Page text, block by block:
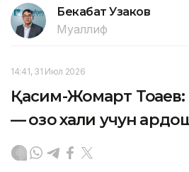
Бекабат Узаков
Муаллиф
14:41, 31 Июл 2026
Қасим-Жомарт Тоқаев:
— қозоқ халқи учун